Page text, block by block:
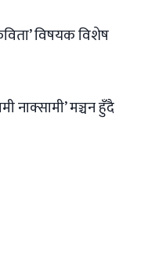
विषयक विशेष
नाक्सामी’ मञ्चन हुँदै